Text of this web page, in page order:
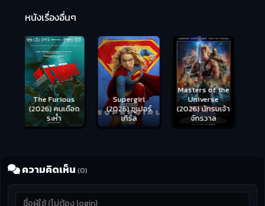
หนังเรื่องอื่นๆ
Supergirl
(2026) ซูเปอร์
เกิร์ล
Masters of the
Universe
(2026) นักรบเจ้า
จักรวาล
Hungry (2026)
มันเด้งขึ้นมาแดก
ความคิดเห็น (0)